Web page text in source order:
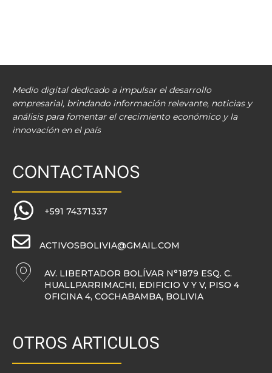
Medio digital dedicado a impulsar el desarrollo
empresarial, brindando información relevante, noticias y
análisis para fomentar el crecimiento económico y la
innovación en el país
CONTACTANOS
+591 74371337
ACTIVOSBOLIVIA@GMAIL.COM
AV. LIBERTADOR BOLÍVAR N°1879 ESQ. C.
HUALLPARRIMACHI, EDIFICIO V Y V, PISO 4
OFICINA 4, COCHABAMBA, BOLIVIA
OTROS ARTICULOS